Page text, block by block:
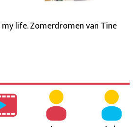
my life. Zomerdromen van Tine